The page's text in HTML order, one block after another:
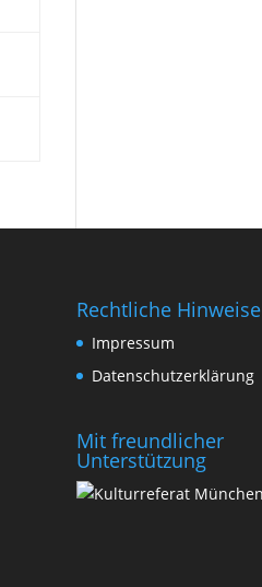
Rechtliche Hinweise
Impressum
Datenschutzerklärung
Mit freundlicher
Unterstützung